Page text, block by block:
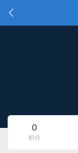
0
积分